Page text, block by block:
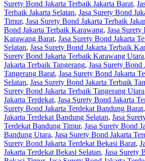
Surety Bond Jakarta Terbaik Jakarta Barat,
Terbaik Jakarta Selatan, Jasa Surety Bond
Timur, Jasa Surety Bond Jakarta Terbaik
Bond Jakarta Terbaik Karawang, Jasa Surety
Karawang Barat, Jasa Surety Bond Jakarta
Selatan, Jasa Surety Bond Jakarta Terbaik
Surety Bond Jakarta Terbaik Karawang Utara,
Jakarta Terbaik Tangerang, Jasa Surety Bond
Tangerang Barat, Jasa Surety Bond Jakarta
Selatan, Jasa Surety Bond Jakarta Terbaik
Surety Bond Jakarta Terbaik Tangerang Utara
Jakarta Terdekat, Jasa Surety Bond Jakarta
Surety Bond Jakarta Terdekat Bandung Barat,
Jakarta Terdekat Bandung Selatan, Jasa
Terdekat Bandung Timur, Jasa Surety Bond
Bandung Utara, Jasa Surety Bond Jakarta
Surety Bond Jakarta Terdekat Bekasi Barat,
Jakarta Terdekat Bekasi Selatan, Jasa Surety